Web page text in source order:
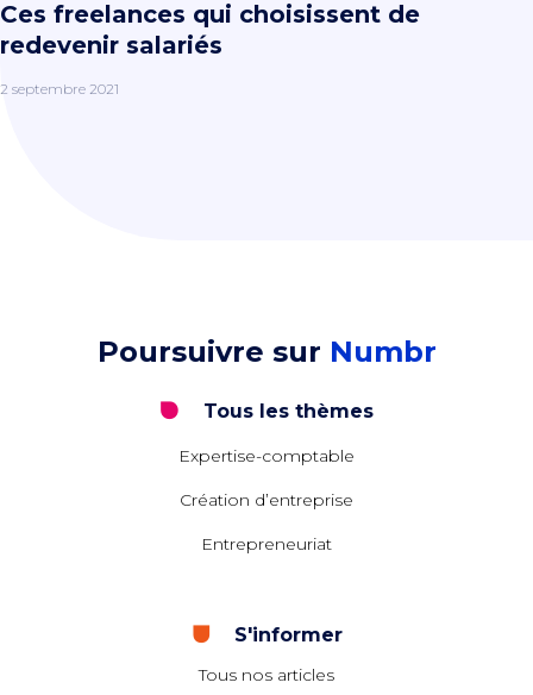
Ces freelances qui choisissent de
redevenir salariés
2 septembre 2021
Poursuivre sur Numbr
Tous les thèmes
Expertise-comptable
Création d’entreprise
Entrepreneuriat
S'informer
Tous nos articles